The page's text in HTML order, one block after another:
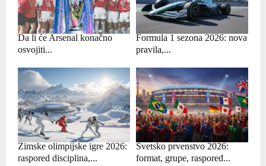
Da li će Arsenal konačno
osvojiti...
Formula 1 sezona 2026: nova
pravila,...
Zimske olimpijske igre 2026:
raspored disciplina,...
Svetsko prvenstvo 2026:
format, grupe, raspored...